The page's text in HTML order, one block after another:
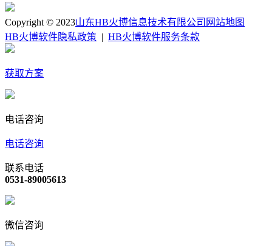
Copyright © 2023山东HB火博信息技术有限公司 网站地图
HB火博软件隐私政策
HB火博软件服务条款
获取方案
电话咨询
电话咨询
联系电话
0531-89005613
微信咨询